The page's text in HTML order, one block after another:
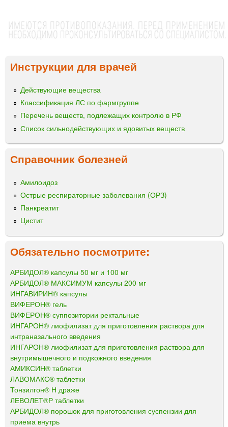
Инструкции для врачей
Действующие вещества
Классификация ЛС по фармгруппе
Перечень веществ, подлежащих контролю в РФ
Список сильнодействующих и ядовитых веществ
Справочник болезней
Амилоидоз
Острые респираторные заболевания (ОРЗ)
Панкреатит
Цистит
Обязательно посмотрите:
АРБИДОЛ® капсулы 50 мг и 100 мг
АРБИДОЛ® МАКСИМУМ капсулы 200 мг
ИНГАВИРИН® капсулы
ВИФЕРОН® гель
ВИФЕРОН® суппозитории ректальные
ИНГАРОН® лиофилизат для приготовления раствора для
интраназального введения
ИНГАРОН® лиофилизат для приготовления раствора для
внутримышечного и подкожного введения
АМИКСИН® таблетки
ЛАВОМАКС® таблетки
Тонзилгон® Н драже
ЛЕВОЛЕТ®Р таблетки
АРБИДОЛ® порошок для приготовления суспензии для
приема внутрь